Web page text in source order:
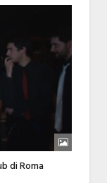
di Roma